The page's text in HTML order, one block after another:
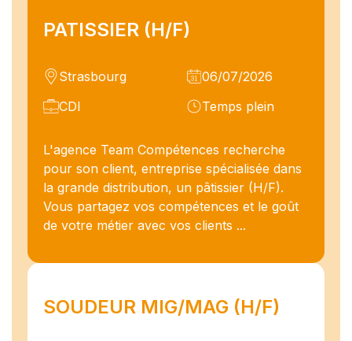
PATISSIER (H/F)
Strasbourg
06/07/2026
CDI
Temps plein
L'agence Team Compétences recherche
pour son client, entreprise spécialisée dans
la grande distribution, un pâtissier (H/F).
Vous partagez vos compétences et le goût
de votre métier avec vos clients ...
SOUDEUR MIG/MAG (H/F)